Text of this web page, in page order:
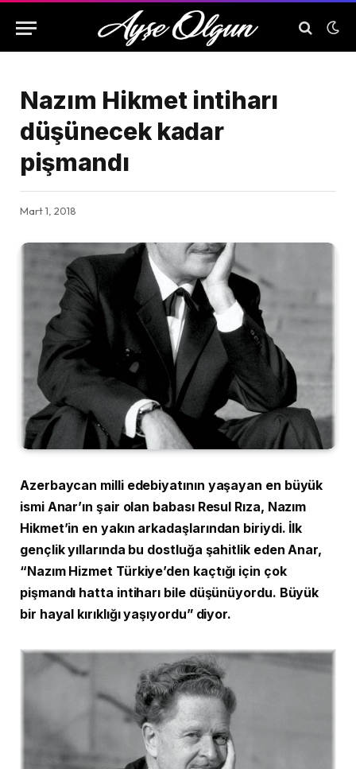
Nazım Hikmet intiharı
düşünecek kadar
pişmandı
Mart 1, 2018
Azerbaycan milli edebiyatının yaşayan en büyük
ismi Anar’ın şair olan babası Resul Rıza, Nazım
Hikmet’in en yakın arkadaşlarından biriydi. İlk
gençlik yıllarında bu dostluğa şahitlik eden Anar,
“Nazım Hizmet Türkiye’den kaçtığı için çok
pişmandı hatta intiharı bile düşünüyordu. Büyük
bir hayal kırıklığı yaşıyordu” diyor.